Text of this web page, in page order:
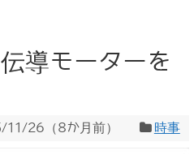
導モーターを
11/26 （8か月前） 時事